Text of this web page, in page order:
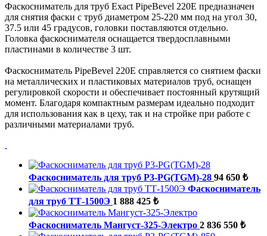
Фаскосниматель для труб Exact PipeBevel 220E предназначен
для снятия фаски с труб диаметром 25-220 мм под на угол 30,
37.5 или 45 градусов, головки поставляются отдельно.
Головка фаскоснимателя оснащается твердосплавными
пластинами в количестве 3 шт.
Фаскосниматель PipeBevel 220E справляется со снятием фаски
на металлических и пластиковых материалов труб, оснащен
регулировкой скорости и обеспечивает постоянный крутящий
момент. Благодаря компактным размерам идеально подходит
для использования как в цеху, так и на стройке при работе с
различными материалами труб.
Фаскосниматель для труб P3-PG(TGM)-28 94 650 ₺
Фаскосниматель
для труб ТТ-1500Э 1 888 425 ₺
Фаскосниматель Мангуст-325-Электро 2 836 550 ₺